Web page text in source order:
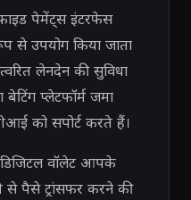
पेमेंट्स इंटरफेस
से उपयोग किया जाता
लेनदेन की सुविधा
बेटिंग प्लेटफॉर्म जमा
को सपोर्ट करते हैं।
वॉलेट आपके
पैसे ट्रांसफर करने की